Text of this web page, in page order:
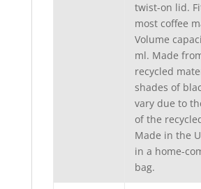
twist-on lid.
most coffee
Volume
ml. Made
recycled
shades of
vary due to
of the
Made in the
in a home-
bag.